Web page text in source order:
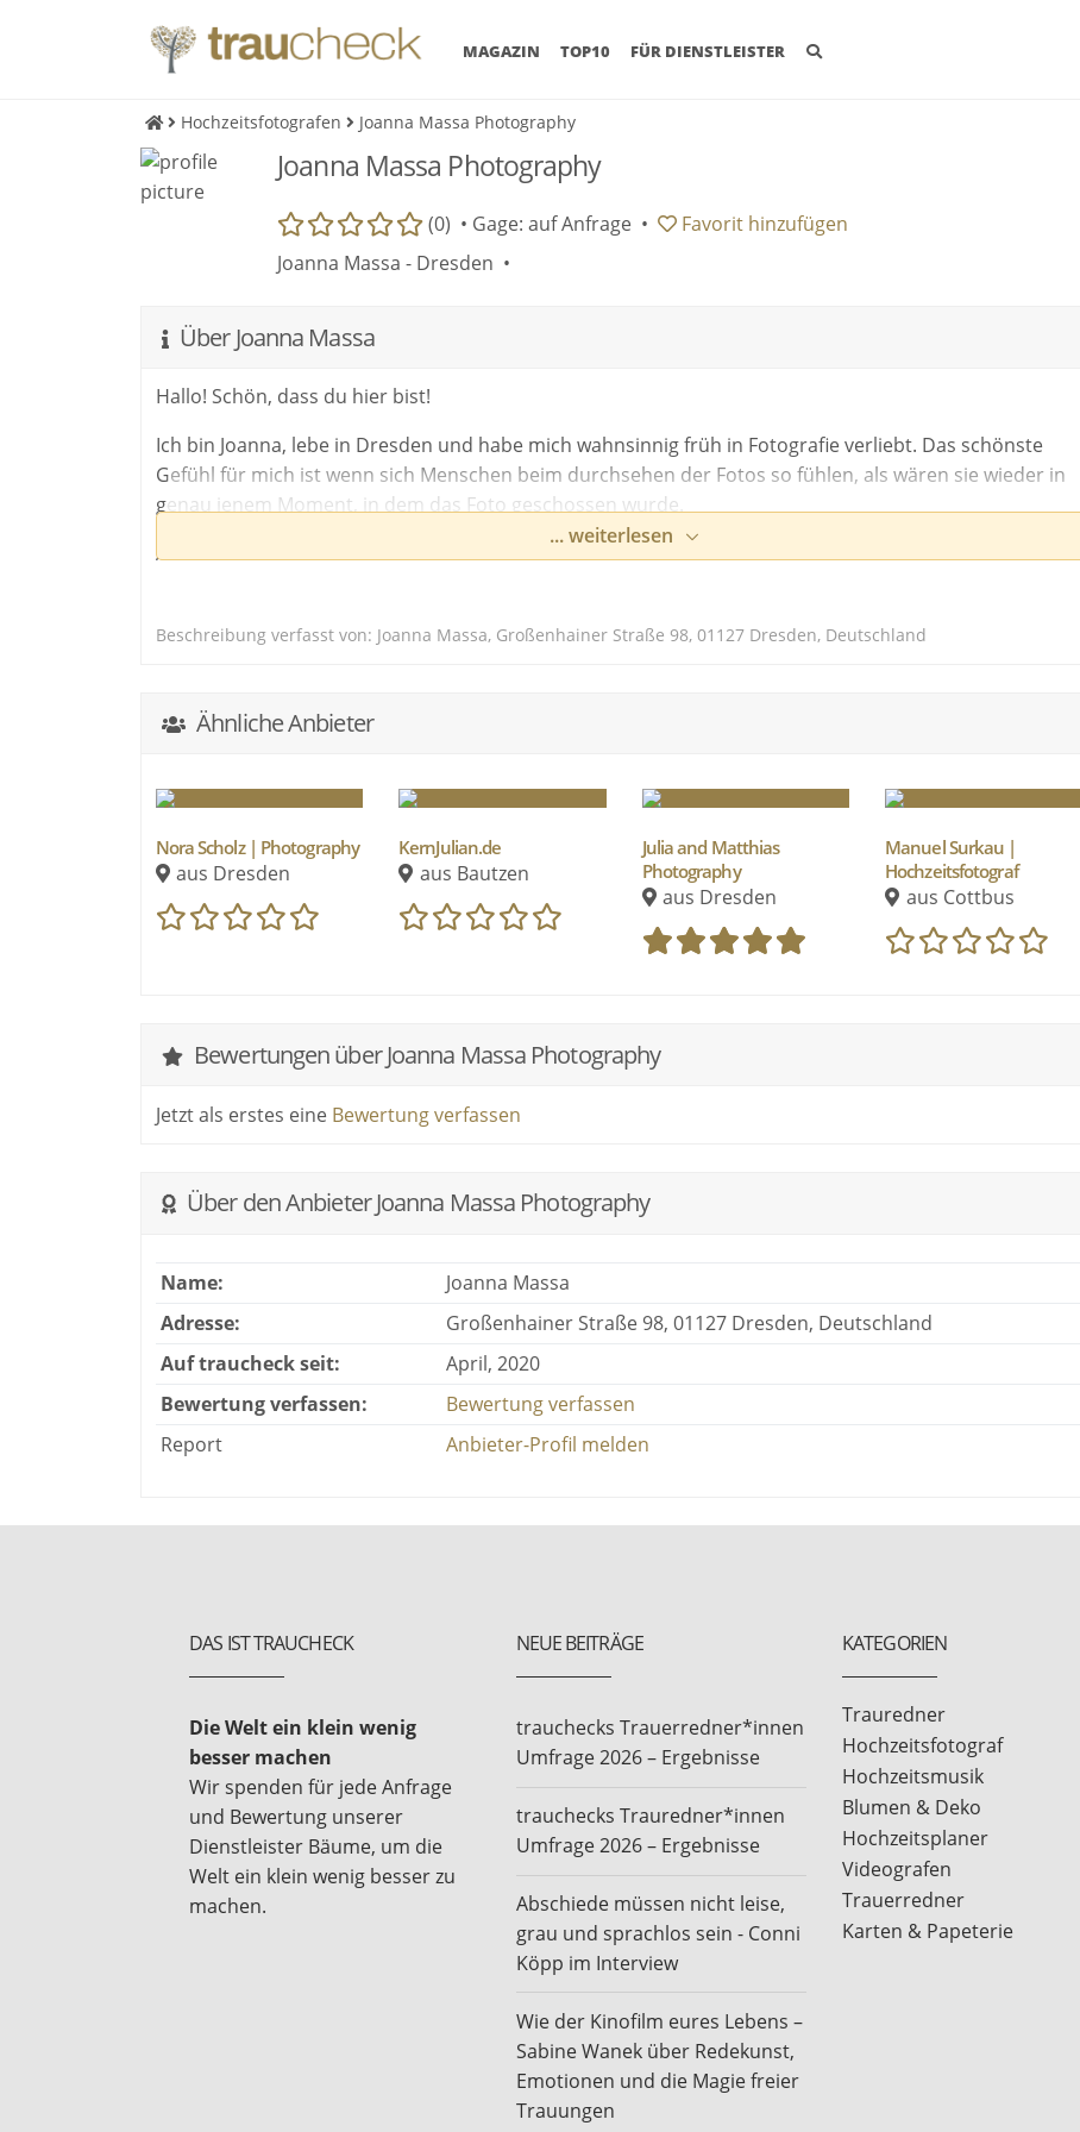
MAGAZIN (CURRENT)
TOP10 FÜR DIENSTLEISTER
Hochzeitsfotografen Joanna Massa Photography
Joanna Massa Photography
(0) • Gage: auf Anfrage • Favorit hinzufügen
Joanna Massa - Dresden •
Über Joanna Massa
Hallo! Schön, dass du hier bist!
Ich bin Joanna, lebe in Dresden und habe mich wahnsinnig früh in Fotografie verliebt. Das schönste
Gefühl für mich ist wenn sich Menschen beim durchsehen der Fotos so fühlen, als wären sie wieder in
genau jenem Moment, in dem das Foto geschossen wurde.
Authentische und nahe Hochzeitsreportagen, die ehrliche Charaktere zeigen und viel Gefühl
Wenn du auf der Suche nach einem Hochzeitsfotograf in Dresden bist, der besonders die natürliche und
... weiterlesen
Beschreibung verfasst von: Joanna Massa, Großenhainer Straße 98, 01127 Dresden, Deutschland
Ähnliche Anbieter
Nora Scholz | Photography
aus Dresden
KernJulian.de
aus Bautzen
Julia and Matthias
Photography
aus Dresden
Manuel Surkau |
Hochzeitsfotograf
aus Cottbus
Bewertungen über Joanna Massa Photography
Jetzt als erstes eine Bewertung verfassen
Über den Anbieter Joanna Massa Photography
Name:
Joanna Massa
Adresse:
Großenhainer Straße 98, 01127 Dresden, Deutschland
Auf traucheck seit:
April, 2020
Bewertung verfassen:
Bewertung verfassen
Report
Anbieter-Profil melden
DAS IST TRAUCHECK
Die Welt ein klein wenig
besser machen
Wir spenden für jede Anfrage
und Bewertung unserer
Dienstleister Bäume, um die
Welt ein klein wenig besser zu
machen.
NEUE BEITRÄGE
trauchecks Trauerredner*innen
Umfrage 2026 – Ergebnisse
trauchecks Trauredner*innen
Umfrage 2026 – Ergebnisse
Abschiede müssen nicht leise,
grau und sprachlos sein - Conni
Köpp im Interview
Wie der Kinofilm eures Lebens –
Sabine Wanek über Redekunst,
Emotionen und die Magie freier
Trauungen
KATEGORIEN
Trauredner
Hochzeitsfotograf
Hochzeitsmusik
Blumen & Deko
Hochzeitsplaner
Videografen
Trauerredner
Karten & Papeterie